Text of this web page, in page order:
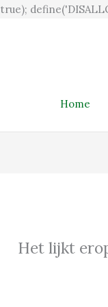
Home
Het lijkt